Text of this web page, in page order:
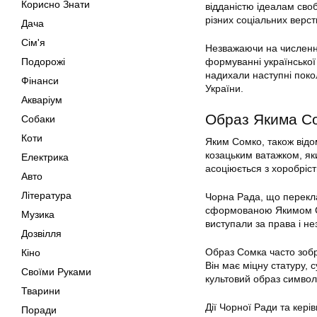
Корисно Знати
Дача
Сім'я
Подорожі
Фінанси
Акваріум
Собаки
Коти
Електрика
Авто
Література
Музика
Дозвілля
Кіно
Своїми Руками
Тварини
Поради
відданістю ідеалам
різних соціальних
Незважаючи на
формуванні української
надихали наступні
України.
Образ Якима
Яким Сомко, також
козацьким ватажком,
асоціюється з
Чорна Рада, що
сформованою Якимом
виступали за права і
Образ Сомка часто
Він має міцну статуру,
культовий образ
Дії Чорної Ради та